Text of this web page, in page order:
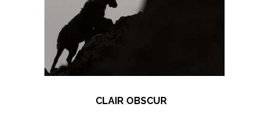
CLAIR OBSCUR